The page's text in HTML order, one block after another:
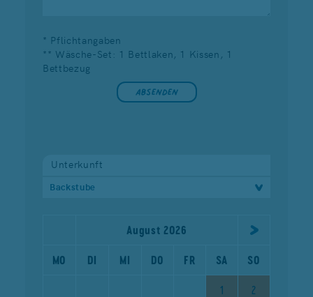
* Pflichtangaben
** Wäsche-Set: 1 Bettlaken, 1 Kissen, 1
Bettbezug
Unterkunft
Backstube
August 2026
MO DI MI DO FR SA SO
1 2